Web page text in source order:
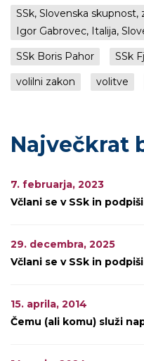
SSk, Slovenska skupnost,
Igor Gabrovec, Italija,
SSk Boris Pahor
SSk
volilni zakon
volitve
Največkrat
7. februarja, 2023
Včlani se v SSk in
29. decembra, 2025
Včlani se v SSk in
15. aprila, 2014
Čemu (ali komu) služi